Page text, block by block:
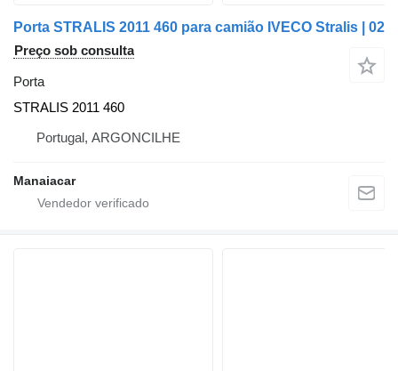
Porta STRALIS 2011 460 para camião IVECO Stralis | 02
Preço sob consulta
Porta
STRALIS 2011 460
Portugal, ARGONCILHE
Manaiacar